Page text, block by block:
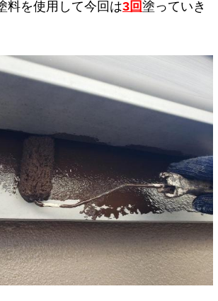
料を使用して今回は3回塗っていき